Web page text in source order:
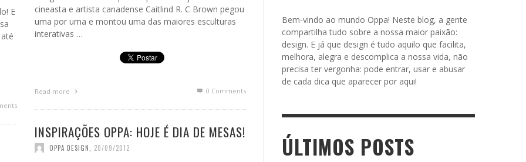
E
cineasta e artista canadense Caitlind R. C Brown pegou
uma por uma e montou uma das maiores esculturas
interativas …
Read more 0 Comments
INSPIRAÇÕES OPPA: HOJE É DIA DE MESAS!
OPPA DESIGN 20/09/2012
Bem-vindo ao mundo Oppa! Neste blog, a gente
compartilha tudo sobre a nossa maior paixão:
design. E já que design é tudo aquilo que facilita,
melhora, alegra e descomplica a nossa vida, não
precisa ter vergonha: pode entrar, usar e abusar
de cada dica que aparecer por aqui!
ÚLTIMOS POSTS